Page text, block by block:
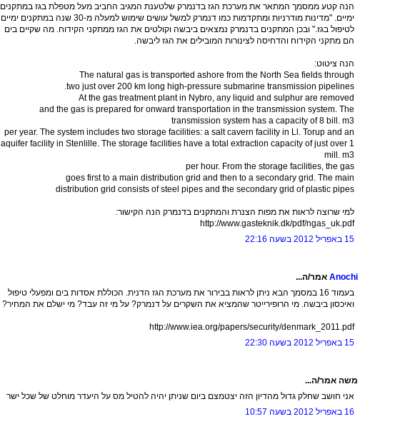
הנה קטע ממסמך המתאר את מערכת הגז בדנמרק שלטענת המגיב החביב מעל מטפלת בגז במתקנים
ימיים. "מדינות מודרניות ומתקדמות כמו דנמרק למשל עושים שימוש למעלה מ-30 שנה במתקנים ימיים
לטיפול בגז." ובכן המתקנים בדנמרק נמצאים ביבשה וקולטים את הגז ממתקני הקידוח. מה שקיים בים
הם מתקני הקידוח והדחיסה לצינורות המובילים את הגז ליבשה.
הנה ציטוט:
The natural gas is transported ashore from the North Sea fields through
two just over 200 km long high-pressure submarine transmission pipelines.
At the gas treatment plant in Nybro, any liquid and sulphur are removed
and the gas is prepared for onward transportation in the transmission system. The
transmission system has a capacity of 8 bill. m3
per year. The system includes two storage facilities: a salt cavern facility in Ll. Torup and an
aquifer facility in Stenlille. The storage facilities have a total extraction capacity of just over 1
mill. m3
per hour. From the storage facilities, the gas
goes first to a main distribution grid and then to a secondary grid. The main
distribution grid consists of steel pipes and the secondary grid of plastic pipes
למי שרוצה לראות את מפות הצנרת והמתקנים בדנמרק הנה הקישור:
http://www.gasteknik.dk/pdf/ngas_uk.pdf
15 באפריל 2012 בשעה 22:16
Anochi אמר/ה...
בעמוד 16 במסמך הבא ניתן לראות בבירור את מערכת הגז הדנית. הכוללת אסדות בים ומפעלי טיפול
ואיכסון ביבשה. מי הרופירייטר שהמציא את השקרים על דנמרק? על מי זה עבד? מי ישלם את המחיר?
http://www.iea.org/papers/security/denmark_2011.pdf
15 באפריל 2012 בשעה 22:30
משה אמר/ה...
אני חושב שחלק גדול מהדיון הזה יצטמצם ביום שניתן יהיה להטיל מס על היעדר מוחלט של שכל ישר
16 באפריל 2012 בשעה 10:57